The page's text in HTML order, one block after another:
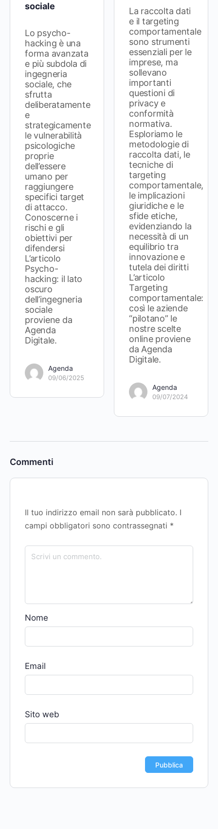
sociale
Lo psycho-
hacking è una
forma avanzata
e più subdola di
ingegneria
sociale, che
sfrutta
deliberatamente
e
strategicamente
le vulnerabilità
psicologiche
proprie
dell’essere
umano per
raggiungere
specifici target
di attacco.
Conoscerne i
rischi e gli
obiettivi per
difendersi
L’articolo
Psycho-
hacking: il lato
oscuro
dell’ingegneria
sociale
proviene da
Agenda
Digitale.
Agenda
09/06/2025
La raccolta dati
e il targeting
comportamentale
sono strumenti
essenziali per le
imprese, ma
sollevano
importanti
questioni di
privacy e
conformità
normativa.
Esploriamo le
metodologie di
raccolta dati, le
tecniche di
targeting
comportamentale,
le implicazioni
giuridiche e le
sfide etiche,
evidenziando la
necessità di un
equilibrio tra
innovazione e
tutela dei diritti
L’articolo
Targeting
comportamentale:
così le aziende
“pilotano” le
nostre scelte
online proviene
da Agenda
Digitale.
Agenda
09/07/2024
Commenti
Il tuo indirizzo email non sarà pubblicato. I
campi obbligatori sono contrassegnati *
Nome
Email
Sito web